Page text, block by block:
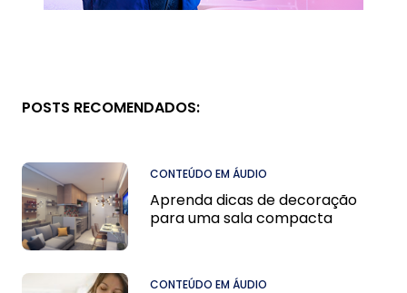
POSTS RECOMENDADOS:
CONTEÚDO EM ÁUDIO
Aprenda dicas de decoração
para uma sala compacta
CONTEÚDO EM ÁUDIO